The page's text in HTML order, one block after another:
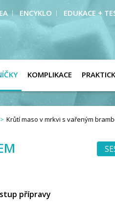
ENCYKLO EDUKACE +
KOMPLIKACE
Krůtí maso v mrkvi s vařeným
přípravy